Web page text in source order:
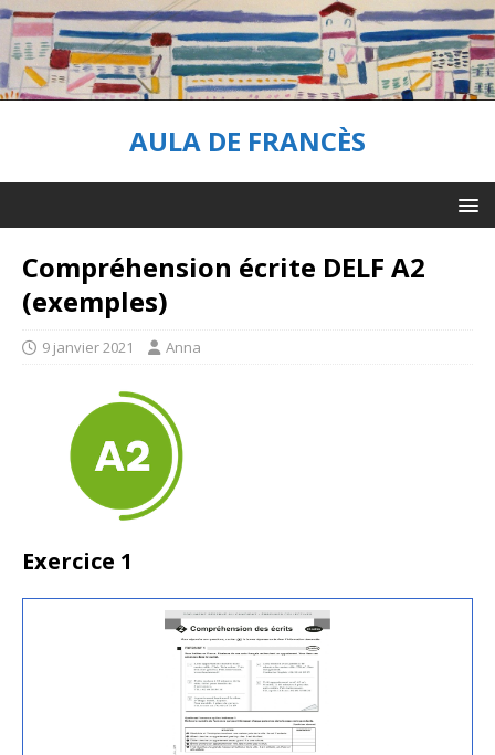
AULA DE FRANCÈS
Compréhension écrite DELF A2
(exemples)
9 janvier 2021 Anna
Exercice 1